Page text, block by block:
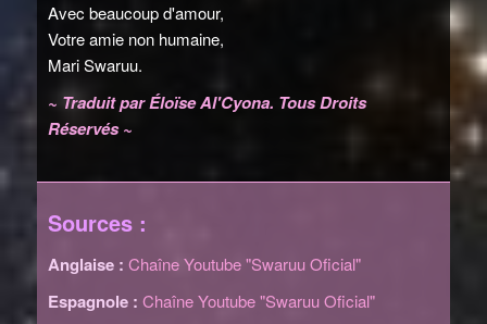
Avec beaucoup d'amour,
Votre amie non humaine,
Mari Swaruu.
~ Traduit par Éloïse Al'Cyona. Tous Droits
Réservés ~
Sources :
Anglaise : Chaîne Youtube "Swaruu Oficial"
Espagnole : Chaîne Youtube "Swaruu Oficial"